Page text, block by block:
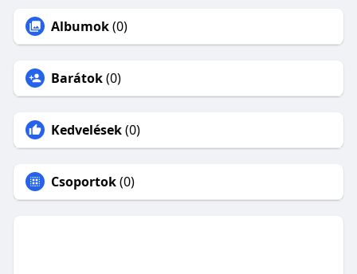
Albumok(0)
Barátok(0)
Kedvelések(0)
Csoportok(0)